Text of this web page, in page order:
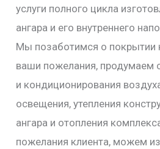
услуги полного цикла
ангара и его внутреннего
Мы позаботимся о покрытии
ваши пожелания, продумаем
и кондиционирования
освещения, утепления
ангара и отопления
пожелания клиента, можем